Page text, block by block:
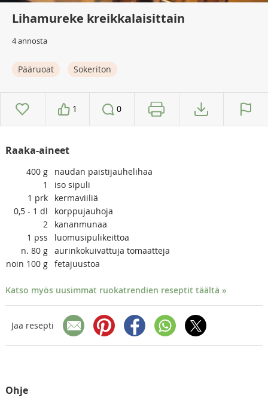
Lihamureke kreikkalaisittain
4 annosta
Pääruoat Sokeriton
1 0
Raaka-aineet
400 g
naudan paistijauhelihaa
1
iso sipuli
1 prk
kermaviiliä
0,5 - 1 dl
korppujauhoja
2
kananmunaa
1 pss
luomusipulikeittoa
n. 80 g aurinkokuivattuja tomaatteja
noin 100 g fetajuustoa
Katso myös uusimmat ruokatrendien reseptit täältä »
Jaa resepti
Ohje